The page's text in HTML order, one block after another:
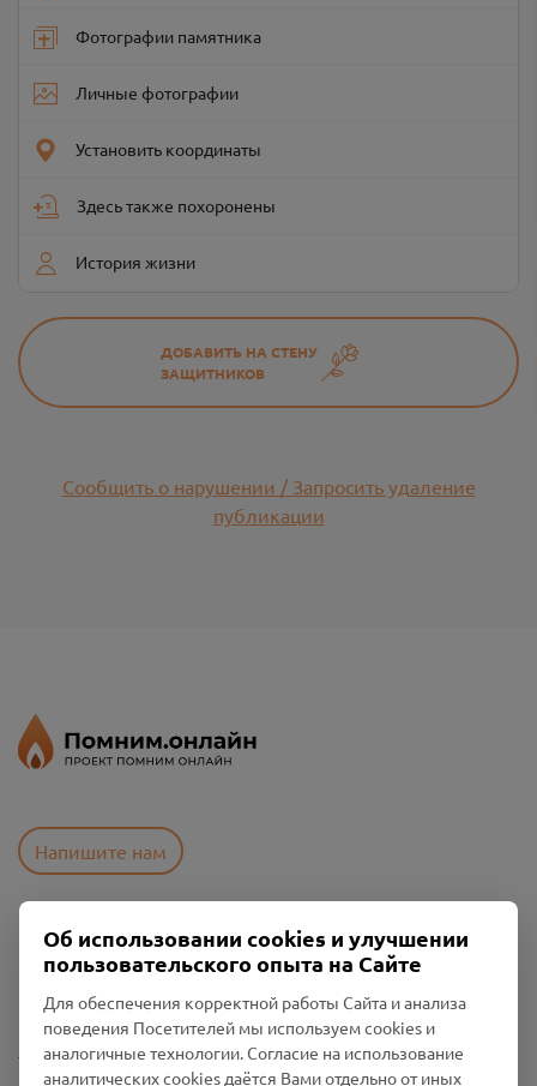
Фотографии памятника
Личные фотографии
Установить координаты
Здесь также похоронены
История жизни
ДОБАВИТЬ НА СТЕНУ
ЗАЩИТНИКОВ
Сообщить о нарушении / Запросить удаление
публикации
Напишите нам
Пользовательское соглашение
Политика конфиденциальности
Промо-материалы
Настройки cookies
Об использовании cookies и улучшении
пользовательского опыта на Сайте
Для обеспечения корректной работы Сайта и анализа
поведения Посетителей мы используем cookies и
аналогичные технологии. Согласие на использование
аналитических cookies даётся Вами отдельно от иных